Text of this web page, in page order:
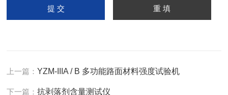
上一篇：YZM-IIIA / B 多功能路面材料强度试验机
下一篇：抗剥落剂含量测试仪